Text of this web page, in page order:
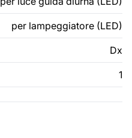
per lampeggiatore (LED)
Dx
1